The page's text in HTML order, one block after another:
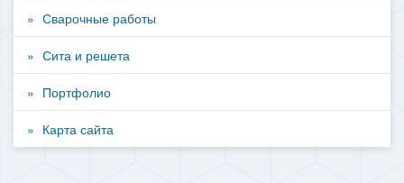
Сварочные работы
Сита и решета
Портфолио
Карта сайта